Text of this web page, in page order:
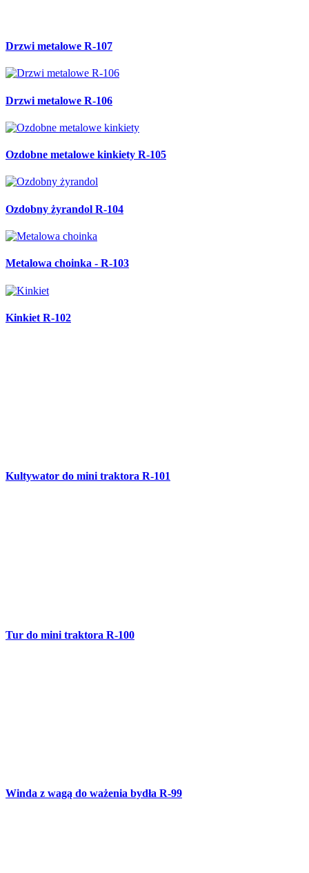
Drzwi metalowe R-107
Drzwi metalowe R-106
Ozdobne metalowe kinkiety R-105
Ozdobny żyrandol R-104
Metalowa choinka - R-103
Kinkiet R-102
Winda z wagą do ważenia bydła R-99
Metalowy pływający pomost R-98
Ozdobny stojak - R-97